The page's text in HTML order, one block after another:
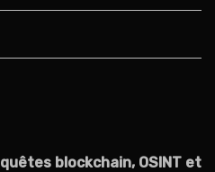
blockchain, OSINT et